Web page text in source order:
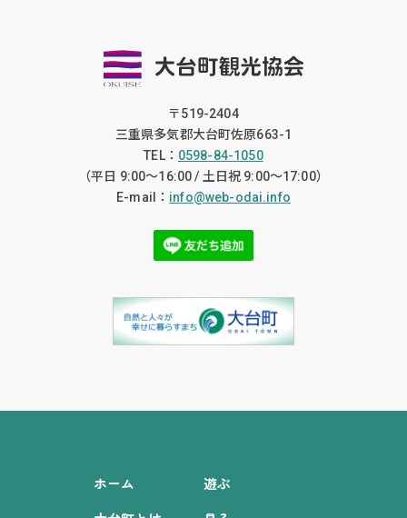
〒519-2404
三重県多気郡大台町佐原663-1
TEL： 0598-84-1050
（平日 9:00〜16:00 / 土日祝 9:00〜17:00）
E-mail： info@web-odai.info
ホーム
遊ぶ